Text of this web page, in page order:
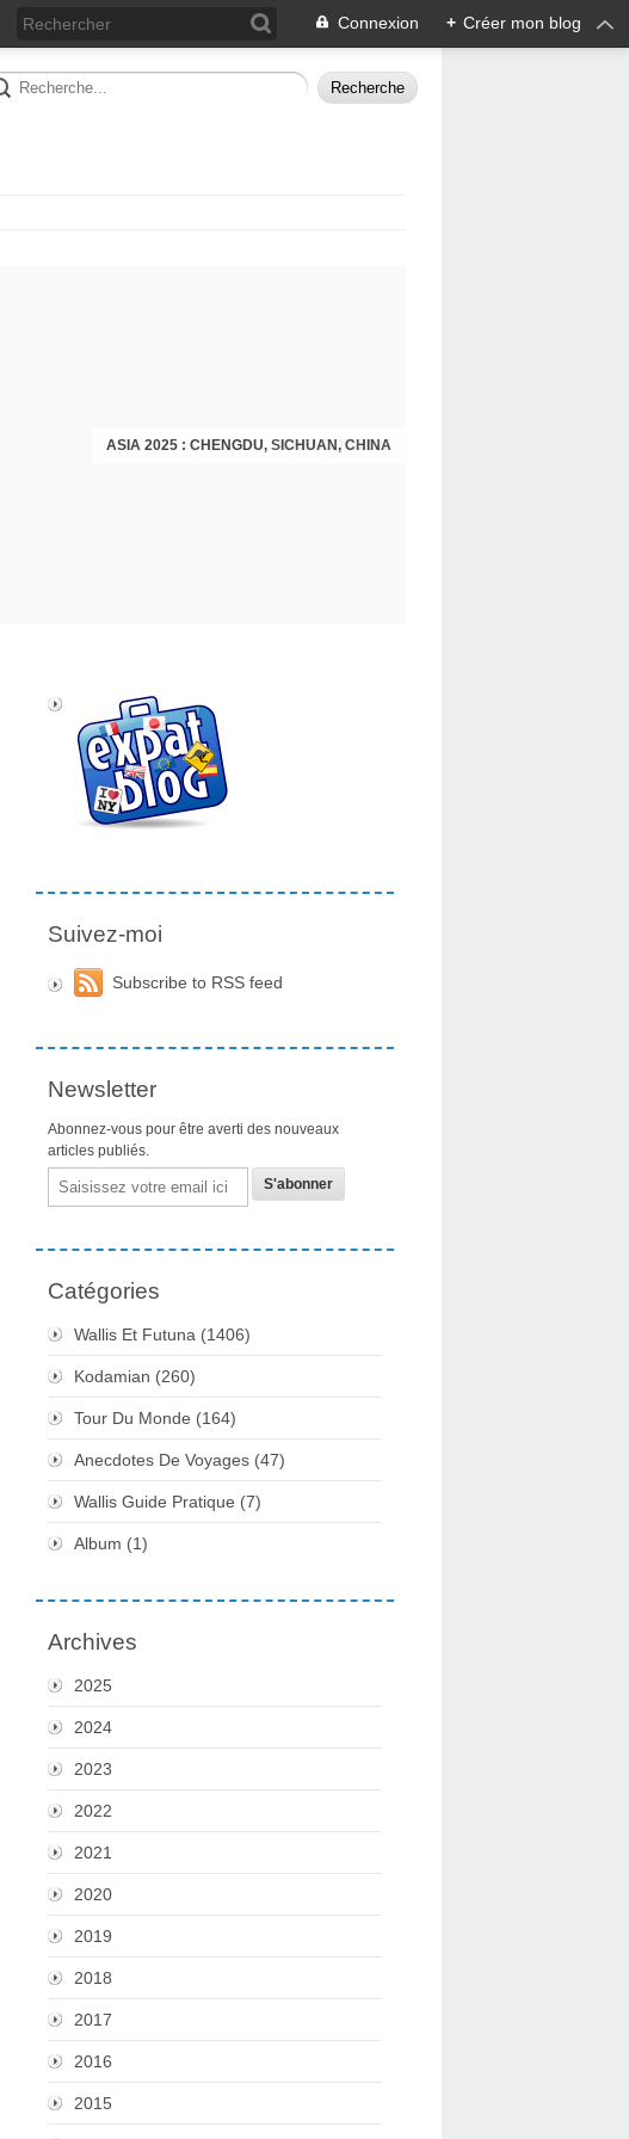
Connexion + Créer mon blog
ASIA 2025 : CHENGDU, SICHUAN, CHINA
CHENGDU 2025
Suivez-moi
Subscribe to RSS feed
Newsletter
Abonnez-vous pour être averti des nouveaux
articles publiés.
Email
Catégories
Wallis Et Futuna (1406)
Kodamian (260)
Tour Du Monde (164)
Anecdotes De Voyages (47)
Wallis Guide Pratique (7)
Album (1)
Archives
2025
2024
2023
2022
2021
2020
2019
2018
2017
2016
2015